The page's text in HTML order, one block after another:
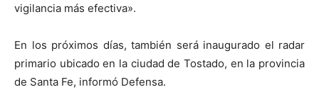
vigilancia más efectiva».
En los próximos días, también será inaugurado el radar
primario ubicado en la ciudad de Tostado, en la provincia
de Santa Fe, informó Defensa.